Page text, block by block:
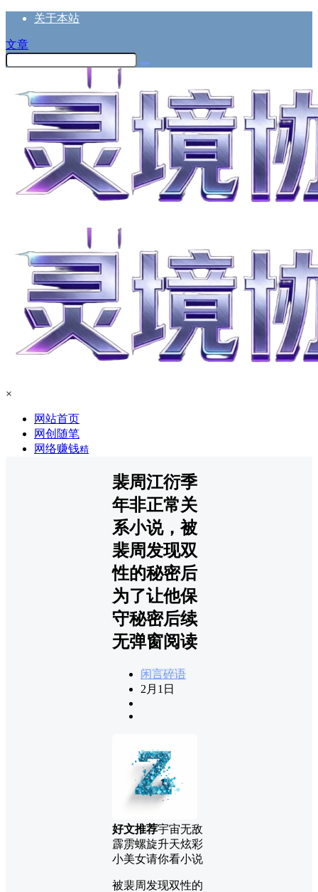
关于本站
文章
×
网站首页
网创随笔
网络赚钱精
裴周江衍季
年非正常关
系小说，被
裴周发现双
性的秘密后
为了让他保
守秘密后续
无弹窗阅读
闲言碎语
2月1日
好文推荐宇宙无敌
霹雳螺旋升天炫彩
小美女请你看小说
被裴周发现双性的